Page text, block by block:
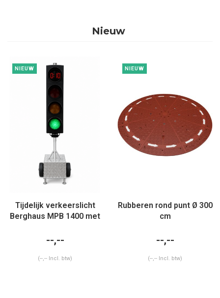
Nieuw
NIEUW
Tijdelijk verkeerslicht
Berghaus MPB 1400 met
--,--
(--,-- Incl. btw)
NIEUW
Rubberen rond punt Ø 300
cm
--,--
(--,-- Incl. btw)